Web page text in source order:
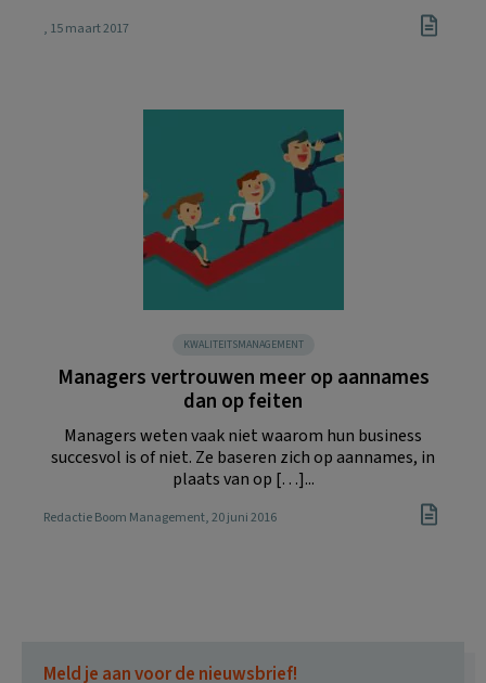
, 15 maart 2017
KWALITEITSMANAGEMENT
Managers vertrouwen meer op aannames
dan op feiten
Managers weten vaak niet waarom hun business
succesvol is of niet. Ze baseren zich op aannames, in
plaats van op […]...
Redactie Boom Management, 20 juni 2016
Meld je aan voor de nieuwsbrief!